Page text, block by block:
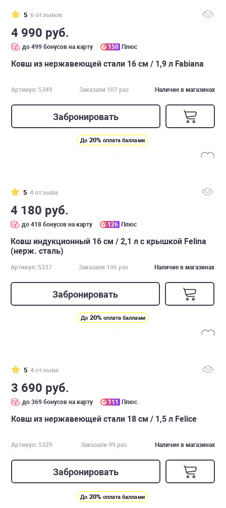
5 6 отзывов
4 990 руб.
до 499 бонусов на карту 150 Плюс
Ковш из нержавеющей стали 16 см / 1,9 л Fabiana
Артикул: 5349 Заказали 107 раз Наличие в магазинах
Забронировать
До 20% оплата баллами
5 4 отзыва
4 180 руб.
до 418 бонусов на карту 126 Плюс
Ковш индукционный 16 см / 2,1 л с крышкой Felina
(нерж. сталь)
Артикул: 5337 Заказали 106 раз Наличие в магазинах
Забронировать
До 20% оплата баллами
5 4 отзыва
3 690 руб.
до 369 бонусов на карту 111 Плюс
Ковш из нержавеющей стали 18 см / 1,5 л Felice
Артикул: 5329 Заказали 99 раз Наличие в магазинах
Забронировать
До 20% оплата баллами